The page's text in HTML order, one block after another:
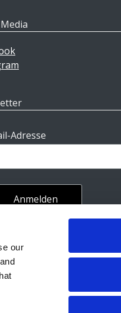
our
Adresse